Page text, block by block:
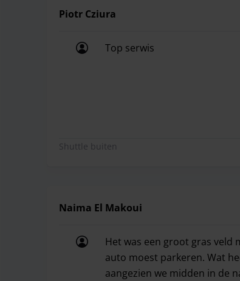
Piotr Cziura
Top serwis
Shuttle buiten
Naima El Makoui
Het was een groot gras veld
auto moest parkeren. Wat
aangezien we midden in de